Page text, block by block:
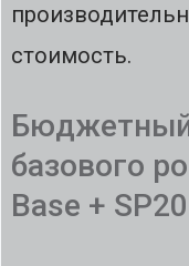
стоимость.
базового
Base +